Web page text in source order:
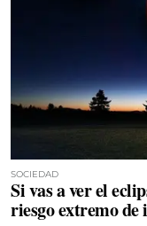
SOCIEDAD
Si vas a ver el
riesgo extremo de